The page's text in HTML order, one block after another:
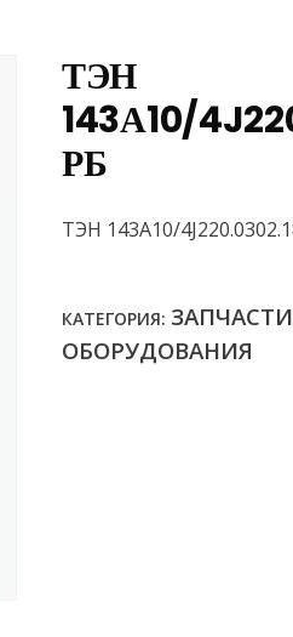
ТЭН
143А10/
РБ
ТЭН 143А10/
КАТЕГОРИЯ:
ОБОРУДОВАНИЯ